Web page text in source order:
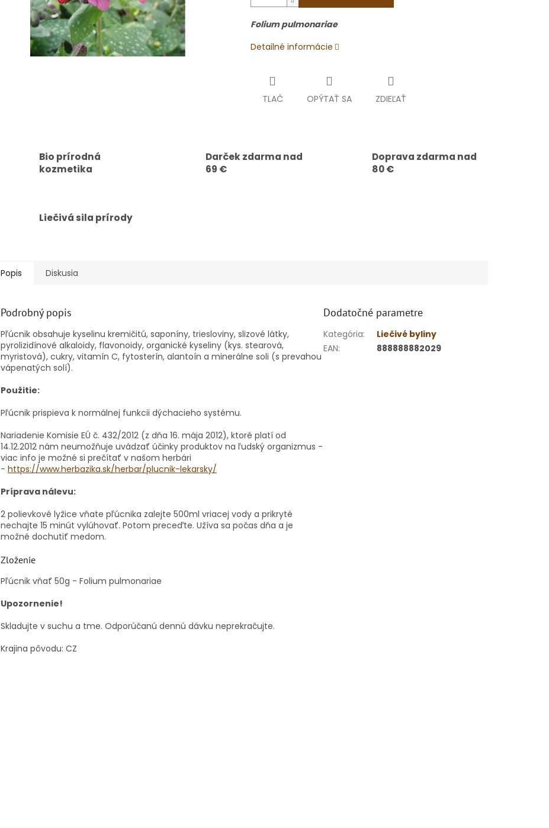
Folium pulmonariae
Detailné informácie
TLAČ OPÝTAŤ SA ZDIEĽAŤ
Bio prírodná
kozmetika
Darček zdarma nad
69 €
Doprava zdarma nad
80 €
Liečivá sila prírody
Popis Diskusia
Podrobný popis
Pľúcnik obsahuje kyselinu kremičitú, saponíny, triesloviny, slizové látky,
pyrolizidínové alkaloidy, flavonoidy, organické kyseliny (kys. stearová,
myristová), cukry, vitamín C, fytosterín, alantoín a minerálne soli (s prevahou
vápenatých solí).
Použitie:
Pľúcnik prispieva k normálnej funkcii dýchacieho systému.
Nariadenie Komisie EÚ č. 432/2012 (z dňa 16. mája 2012), ktoré platí od
14.12.2012 nám neumožňuje uvádzať účinky produktov na ľudský organizmus -
viac info je možné si prečítať v našom herbári
- https://www.herbazika.sk/herbar/plucnik-lekarsky/
Príprava nálevu:
2 polievkové lyžice vňate pľúcnika zalejte 500ml vriacej vody a prikryté
nechajte 15 minút vylúhovať. Potom preceďte. Užíva sa počas dňa a je
možné dochutiť medom.
Zloženie
Pľúcnik vňať 50g - Folium pulmonariae
Upozornenie!
Skladujte v suchu a tme. Odporúčanú dennú dávku neprekračujte.
Krajina pôvodu: CZ
Dodatočné parametre
Kategória:
Liečivé byliny
EAN: 888888882029